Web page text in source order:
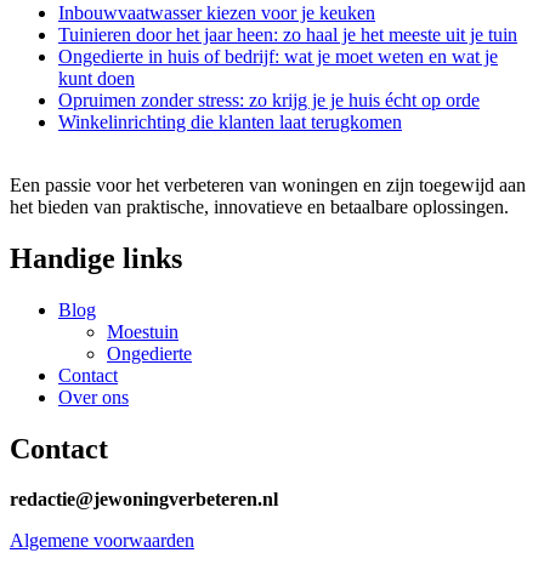
Inbouwvaatwasser kiezen voor je keuken
Tuinieren door het jaar heen: zo haal je het meeste uit je tuin
Ongedierte in huis of bedrijf: wat je moet weten en wat je
kunt doen
Opruimen zonder stress: zo krijg je je huis écht op orde
Winkelinrichting die klanten laat terugkomen
Een passie voor het verbeteren van woningen en zijn toegewijd aan
het bieden van praktische, innovatieve en betaalbare oplossingen.
Handige links
Blog
Moestuin
Ongedierte
Contact
Over ons
Contact
redactie@jewoningverbeteren.nl
Algemene voorwaarden